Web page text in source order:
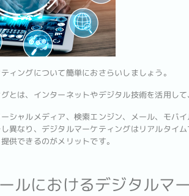
ィングについて簡単におさらいしましょう。
とは、インターネットやデジタル技術を活用し
シャルメディア、検索エンジン、メール、モバ
異なり、デジタルマーケティングはリアルタイ
供できるのがメリットです。
ルにおけるデジタルマ